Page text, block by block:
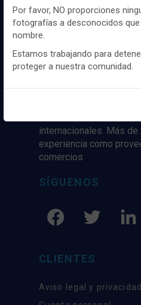
Distribuidor y
internacionales. Más de
experiencia como
comercios
SÍGUENOS
CLIENTES
Aviso legal y privacidad
gustos y preferencias.
Puedesconfigurary aceptar el
Para obtener más información
cookies.
Configurar
Por favor, NO proporciones
fotografías a desconocidos
nombre.
Estamos trabajando para
proteger a nuestra comunidad.